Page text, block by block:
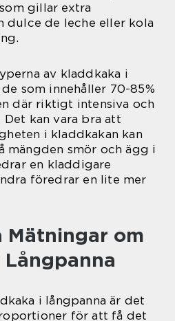
gillar extra
dulce de leche eller kola
av kladdkaka i
som innehåller 70-85%
där riktigt intensiva och
kan vara bra att
i kladdkakan kan
mängden smör och ägg i
en kladdigare
föredrar en lite mer
Mätningar om
i långpanna är det
för att få det